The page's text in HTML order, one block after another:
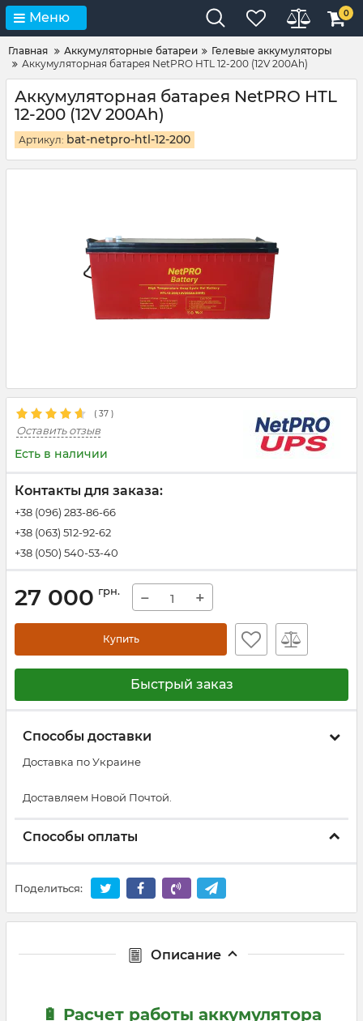
Меню 0
Главная Аккумуляторные батареи
Гелевые аккумуляторы
Аккумуляторная батарея NetPRO HTL 12-200 (12V 200Ah)
Аккумуляторная батарея NetPRO HTL
12-200 (12V 200Ah)
Артикул: bat-netpro-htl-12-200
( 37 )
Оставить отзыв
Есть в наличии
Контакты для заказа:
+38 (096) 283-86-66
+38 (063) 512-92-62
+38 (050) 540-53-40
27 000 грн. − +
Купить
Быстрый заказ
Способы доставки
Доставка по Украине
Доставляем Новой Почтой.
Способы оплаты
Поделиться:
Описание
🔋 Расчет работы аккумулятора